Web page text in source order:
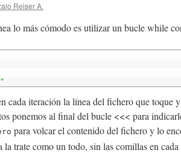
Reiser A.
lo más cómodo es utilizar un bucle while
cada iteración la línea del fichero que toque
ponemos al final del bucle <<< para
para volcar el contenido del fichero y lo
la trate como un todo, sin las comillas en